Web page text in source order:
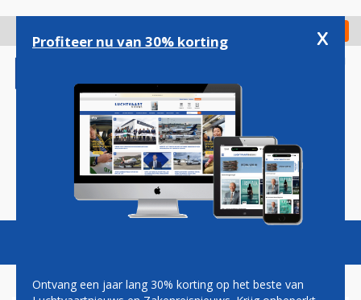
gaan
Check in
Magazine Podcasts Vacatures
Profiteer nu van 30% korting x
Ontvang een jaar lang 30% korting op het beste van